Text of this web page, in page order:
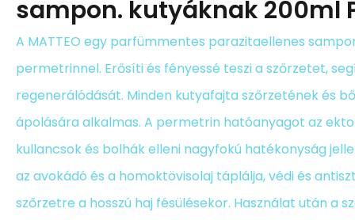
sampon. kutyáknak 200ml
A MATTEO egy parfümmentes parazitaellenes
permetrinnel. Erősíti és fényessé teszi a szőrzetet,
regenerálódását. Minden kutyafajta szőrzetének és
ápolására alkalmas. A permetrin hatóanyagot az
kullancsok és bolhák elleni nagyfokú hatékonyság
az avokádó és a homoktövisolaj táplálja, védi és
szőrzetre a hosszú haj fésülésekor. Használat után a